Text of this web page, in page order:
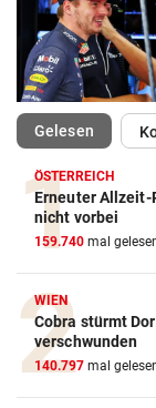
Gelesen
ÖSTERREICH
Erneuter Allzeit-
nicht vorbei
159.740 mal
WIEN
Cobra stürmt
verschwunden
140.797 mal
Action-Cam
ZUM VERGLEICH
Crosstrainer